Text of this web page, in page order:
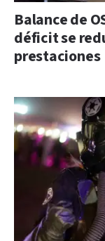
Balance de
déficit se
prestaciones